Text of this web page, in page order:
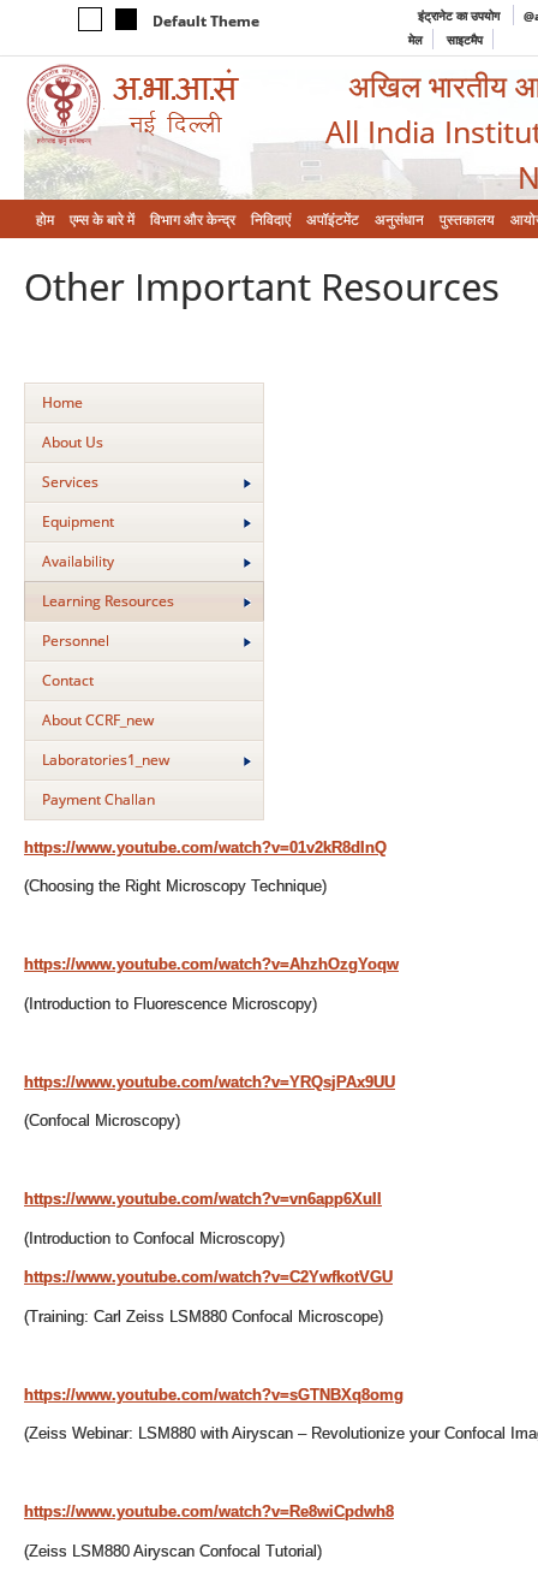
Default Theme इंट्रानेट का उपयोग
मेल
साइटमैप
अखिल भारतीय
All India
होम एम्‍स के बारे में विभाग और केन्‍द्र निविदाएं अपॉइंटमेंट अनुसंधान पुस्तकालय
Other Important Resources
Home
About Us
Services
Equipment
Availability
Learning Resources
Personnel
Contact
About CCRF_new
Laboratories1_new
Payment Challan
https://www.youtube.com/watch?v=01v2kR8dlnQ
(Choosing the Right Microscopy Technique)
https://www.youtube.com/watch?v=AhzhOzgYoqw
(Introduction to Fluorescence Microscopy)
https://www.youtube.com/watch?v=YRQsjPAx9UU
(Confocal Microscopy)
https://www.youtube.com/watch?v=vn6app6XuII
(Introduction to Confocal Microscopy)
https://www.youtube.com/watch?v=C2YwfkotVGU
(Training: Carl Zeiss LSM880 Confocal Microscope)
https://www.youtube.com/watch?v=sGTNBXq8omg
(Zeiss Webinar: LSM880 with Airyscan – Revolutionize your Confocal
https://www.youtube.com/watch?v=Re8wiCpdwh8
(Zeiss LSM880 Airyscan Confocal Tutorial)